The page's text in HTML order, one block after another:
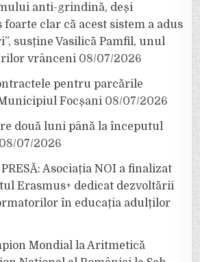
anti-grindină, deși
clar că acest sistem a adus
susține Vasilică Pamfil, unul
vrânceni 08/07/2026
pentru parcările
Focșani 08/07/2026
două luni până la începutul
08/07/2026
Asociația NOI a finalizat
Erasmus+ dedicat dezvoltării
în educația adulților
Mondial la Aritmetică